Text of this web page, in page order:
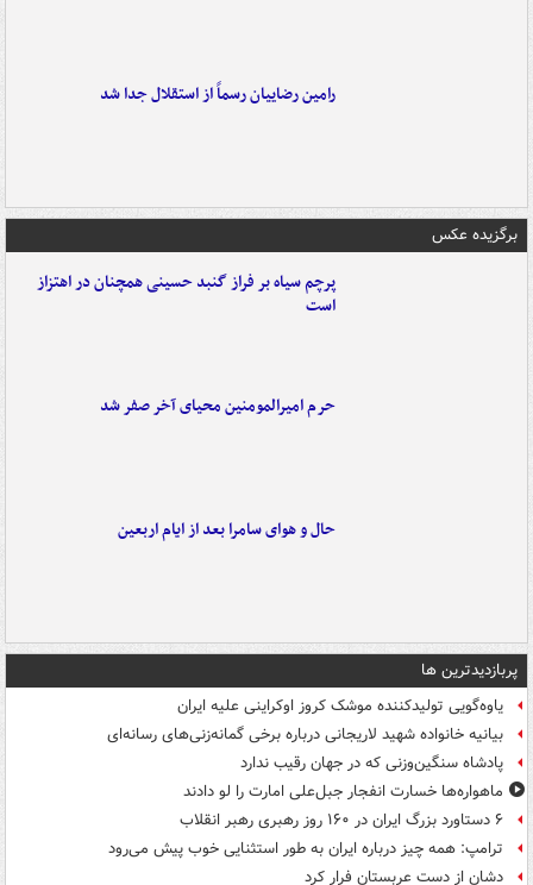
رامین رضاییان رسماً از استقلال جدا شد
برگزیده عکس
پرچم سیاه بر فراز گنبد حسینی همچنان در اهتزاز
است
حرم امیرالمومنین محیای آخر صفر شد
حال و هوای سامرا بعد از ایام اربعین
پربازدیدترین ها
یاوه‌گویی تولیدکننده موشک کروز اوکراینی علیه ایران
بیانیه خانواده شهید لاریجانی درباره برخی گمانه‌زنی‌های رسانه‌ای
پادشاه سنگین‌وزنی که در جهان رقیب ندارد
ماهواره‌ها خسارت انفجار جبل‌علی امارت را لو دادند
۶ دستاورد بزرگ ایران در ۱۶۰ روز رهبری رهبر انقلاب
ترامپ: همه چیز درباره ایران به طور استثنایی خوب پیش می‌رود
دشان از دست عربستان فرار کرد